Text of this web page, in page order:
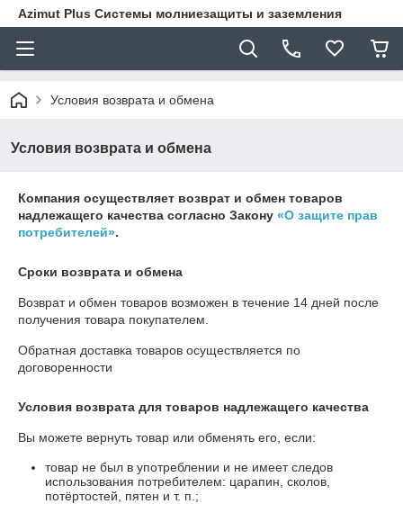
Azimut Plus Системы молниезащиты и заземления
Условия возврата и обмена
Условия возврата и обмена
Компания осуществляет возврат и обмен товаров
надлежащего качества согласно Закону «О защите прав
потребителей».
Сроки возврата и обмена
Возврат и обмен товаров возможен в течение 14 дней после
получения товара покупателем.
Обратная доставка товаров осуществляется по
договоренности
Условия возврата для товаров надлежащего качества
Вы можете вернуть товар или обменять его, если:
товар не был в употреблении и не имеет следов
использования потребителем: царапин, сколов,
потёртостей, пятен и т. п.;